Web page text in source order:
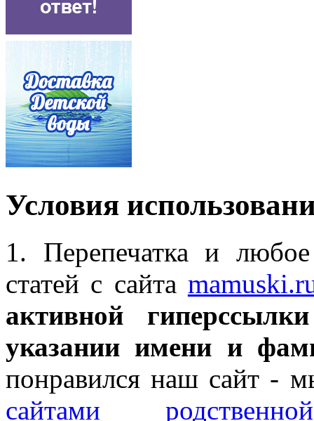
Условия
1. Перепечатка и
статей с сайта
активной гиперссылки
указании имени и
понравился наш сайт -
сайтами